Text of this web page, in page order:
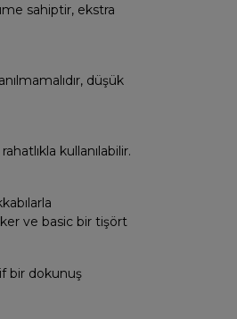
sahiptir, ekstra
düşük
kullanılabilir.
ve basic bir tişört
bir dokunuş